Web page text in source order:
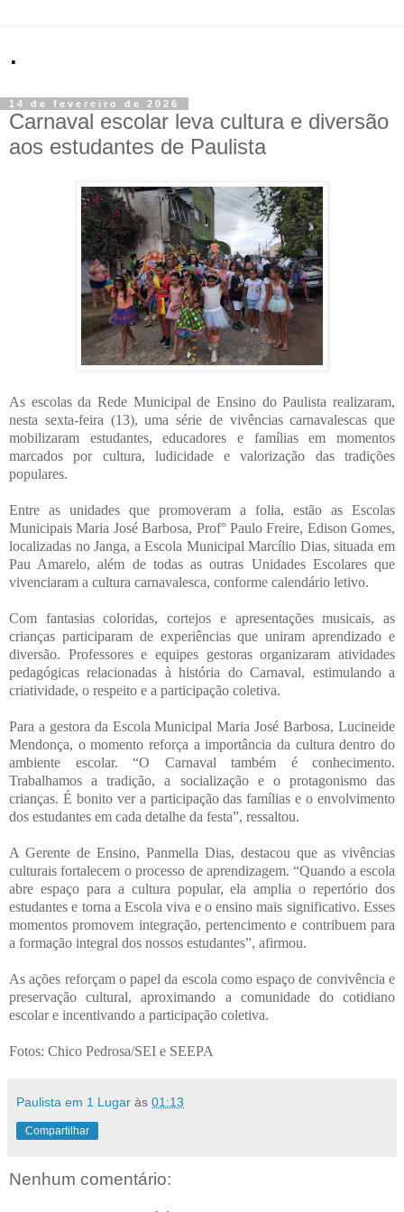
.
14 de fevereiro de 2026
Carnaval escolar leva cultura e diversão
aos estudantes de Paulista
As escolas da Rede Municipal de Ensino do Paulista realizaram,
nesta sexta-feira (13), uma série de vivências carnavalescas que
mobilizaram estudantes, educadores e famílias em momentos
marcados por cultura, ludicidade e valorização das tradições
populares.
Entre as unidades que promoveram a folia, estão as Escolas
Municipais Maria José Barbosa, Prof° Paulo Freire, Edison Gomes,
localizadas no Janga, a Escola Municipal Marcílio Dias, situada em
Pau Amarelo, além de todas as outras Unidades Escolares que
vivenciaram a cultura carnavalesca, conforme calendário letivo.
Com fantasias coloridas, cortejos e apresentações musicais, as
crianças participaram de experiências que uniram aprendizado e
diversão. Professores e equipes gestoras organizaram atividades
pedagógicas relacionadas à história do Carnaval, estimulando a
criatividade, o respeito e a participação coletiva.
Para a gestora da Escola Municipal Maria José Barbosa, Lucineide
Mendonça, o momento reforça a importância da cultura dentro do
ambiente escolar. “O Carnaval também é conhecimento.
Trabalhamos a tradição, a socialização e o protagonismo das
crianças. É bonito ver a participação das famílias e o envolvimento
dos estudantes em cada detalhe da festa”, ressaltou.
A Gerente de Ensino, Panmella Dias, destacou que as vivências
culturais fortalecem o processo de aprendizagem. “Quando a escola
abre espaço para a cultura popular, ela amplia o repertório dos
estudantes e torna a Escola viva e o ensino mais significativo. Esses
momentos promovem integração, pertencimento e contribuem para
a formação integral dos nossos estudantes”, afirmou.
As ações reforçam o papel da escola como espaço de convivência e
preservação cultural, aproximando a comunidade do cotidiano
escolar e incentivando a participação coletiva.
Fotos: Chico Pedrosa/SEI e SEEPA
Paulista em 1 Lugar às 01:13
Compartilhar
Nenhum comentário: